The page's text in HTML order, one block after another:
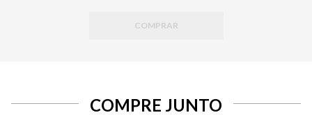
COMPRAR
COMPRE JUNTO